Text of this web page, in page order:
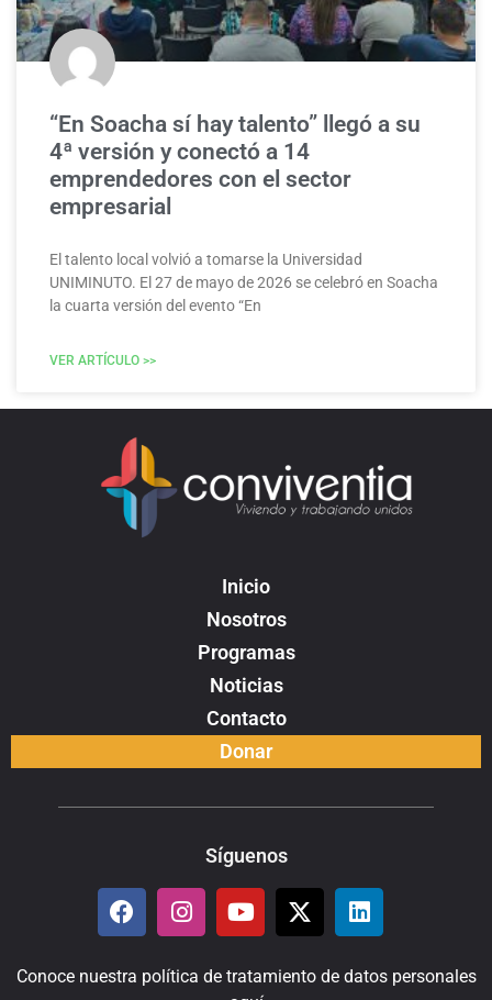
“En Soacha sí hay talento” llegó a su
4ª versión y conectó a 14
emprendedores con el sector
empresarial
El talento local volvió a tomarse la Universidad
UNIMINUTO. El 27 de mayo de 2026 se celebró en Soacha
la cuarta versión del evento “En
VER ARTÍCULO >>
Inicio
Nosotros
Programas
Noticias
Contacto
Donar
Síguenos
Conoce nuestra política de tratamiento de datos personales